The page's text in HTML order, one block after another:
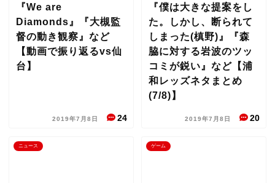
『We are
Diamonds』『大槻監
督の動き観察』など
【動画で振り返るvs仙
台】
2019年7月8日 24
『僕は大きな提案をし
た。しかし、断られて
しまった(槙野)』『森
脇に対する岩波のツッ
コミが鋭い』など【浦
和レッズネタまとめ
(7/8)】
2019年7月8日 20
ニュース ゲーム